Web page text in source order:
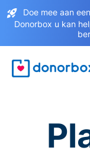
Doe mee aan
Donorbox u kan